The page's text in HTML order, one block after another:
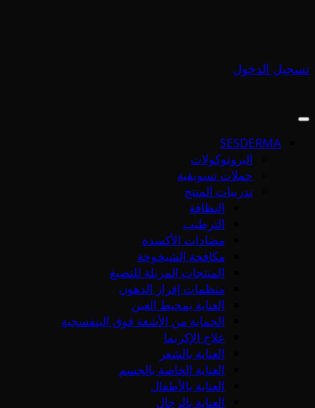
تسجيل الدخول
SESDERMA
البروتوكولات
حملات تسويقية
تدريبات المنتج
النظافة
الترطيب
مضادات الأكسدة
مكافحة الشيخوخة
المنتجات المزيلة للتصبغ
منظمات إفراز الدهون
العناية بمحيط العين
الحماية من الأشعة فوق البنفسجية
علاج الإكزيما
العناية بالشعر
العناية الخاصة بالجسم
العناية بالأطفال
العناية بالرجال